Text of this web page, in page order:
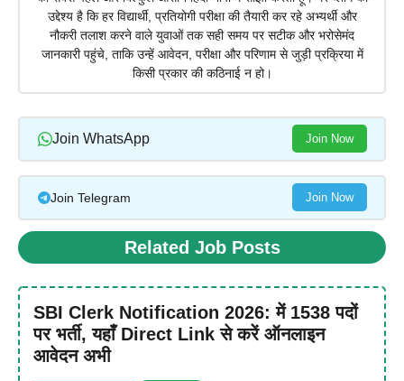
उद्देश्य है कि हर विद्यार्थी, प्रतियोगी परीक्षा की तैयारी कर रहे अभ्यर्थी और
नौकरी तलाश करने वाले युवाओं तक सही समय पर सटीक और भरोसेमंद
जानकारी पहुंचे, ताकि उन्हें आवेदन, परीक्षा और परिणाम से जुड़ी प्रक्रिया में
किसी प्रकार की कठिनाई न हो।
Join WhatsApp Join Now
Join Telegram Join Now
Related Job Posts
SBI Clerk Notification 2026: में 1538 पदों
पर भर्ती, यहाँ Direct Link से करें ऑनलाइन
आवेदन अभी